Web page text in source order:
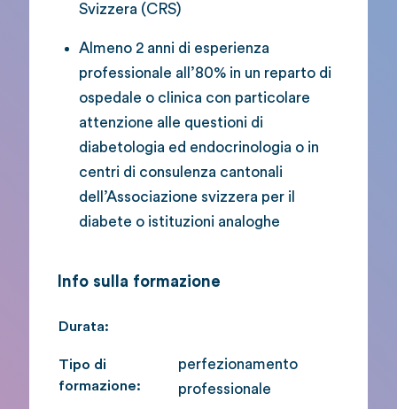
Svizzera (CRS)
Almeno 2 anni di esperienza
professionale all’80% in un reparto di
ospedale o clinica con particolare
attenzione alle questioni di
diabetologia ed endocrinologia o in
centri di consulenza cantonali
dell’Associazione svizzera per il
diabete o istituzioni analoghe
Info sulla formazione
Durata:
Tipo di
formazione:
perfezionamento
professionale